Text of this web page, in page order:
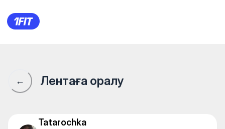
Обожаю спорт
← Лентаға оралу
Tatarochka